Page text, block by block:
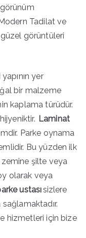
Tadilat ve
görüntüleri
yer
bir malzeme
kaplama türüdür.
Laminat
Parke oynama
Bu yüzden ilk
şilte veya
olarak veya
ustasısizlere
hizmetleri için bize